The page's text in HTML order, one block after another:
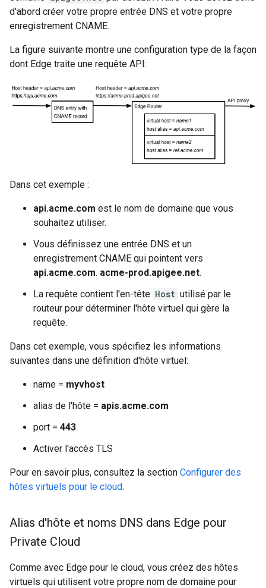
d'abord créer votre propre entrée DNS et votre propre
enregistrement CNAME.
La figure suivante montre une configuration type de la façon
dont Edge traite une requête API:
Dans cet exemple :
api.acme.com est le nom de domaine que vous
souhaitez utiliser.
Vous définissez une entrée DNS et un
enregistrement CNAME qui pointent vers
api.acme.com. acme-prod.apigee.net.
La requête contient l'en-tête Host utilisé par le
routeur pour déterminer l'hôte virtuel qui gère la
requête.
Dans cet exemple, vous spécifiez les informations
suivantes dans une définition d'hôte virtuel:
name = myvhost
alias de l'hôte = apis.acme.com
port = 443
Activer l'accès TLS
Pour en savoir plus, consultez la section Configurer des
hôtes virtuels pour le cloud.
Alias d'hôte et noms DNS dans Edge pour
Private Cloud
Comme avec Edge pour le cloud, vous créez des hôtes
virtuels qui utilisent votre propre nom de domaine pour